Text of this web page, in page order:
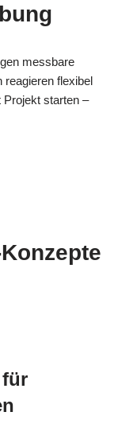
messbare
reagieren flexibel
Projekt starten –